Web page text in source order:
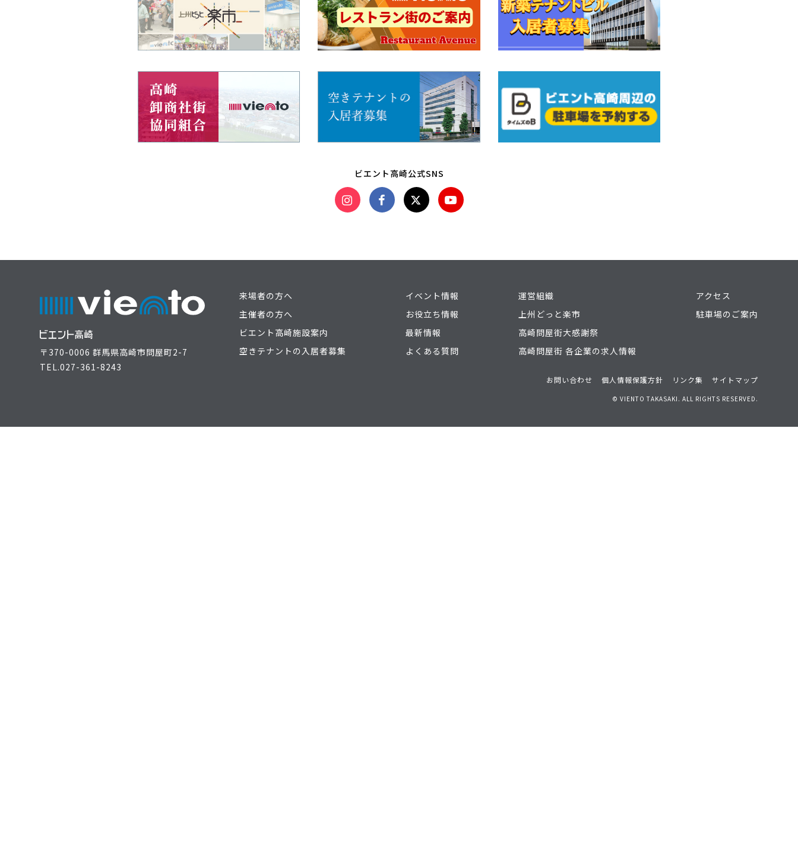
ビエント高崎公式SNS
〒370-0006 群馬県高崎市問屋町2-7
TEL.027-361-8243
来場者の方へ
主催者の方へ
ビエント高崎施設案内
空きテナントの入居者募集
イベント情報
お役立ち情報
最新情報
よくある質問
運営組織
上州どっと楽市
高崎問屋街大感謝祭
高崎問屋街 各企業の求人情報
アクセス
駐車場のご案内
お問い合わせ 個人情報保護方針 リンク集 サイトマップ
© VIENTO TAKASAKI. ALL RIGHTS RESERVED.